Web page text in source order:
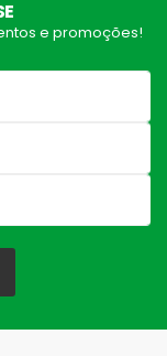
e promoções!